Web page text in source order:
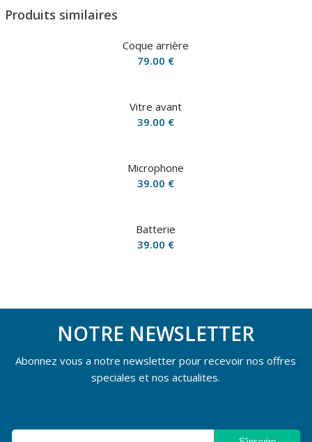
Produits similaires
Coque arrière
79.00 €
Vitre avant
39.00 €
Microphone
39.00 €
Batterie
39.00 €
NOTRE NEWSLETTER
Abonnez vous a notre newsletter pour recevoir nos offres
speciales et nos actualites.